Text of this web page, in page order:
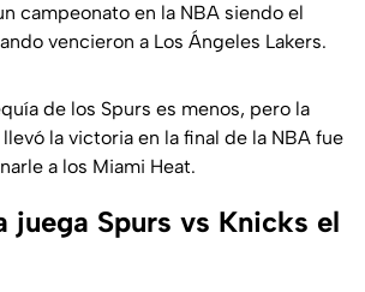
campeonato en la NBA siendo el
vencieron a Los Ángeles Lakers.
de los Spurs es menos, pero la
la victoria en la final de la NBA fue
a los Miami Heat.
juega Spurs vs Knicks el